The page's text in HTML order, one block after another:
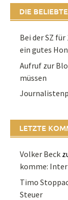
DIE
Bei der SZ
ein gutes
Aufruf zur
müssen
LETZTE
Volker Beck
komme:
Timo
Steuer